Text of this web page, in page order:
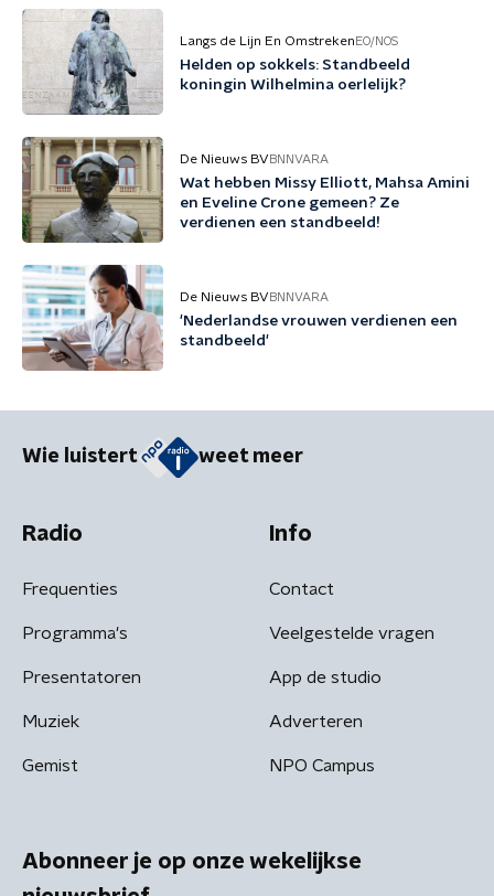
Langs de Lijn En Omstreken EO/NOS
Helden op sokkels: Standbeeld
koningin Wilhelmina oerlelijk?
De Nieuws BV BNNVARA
Wat hebben Missy Elliott, Mahsa Amini
en Eveline Crone gemeen? Ze
verdienen een standbeeld!
De Nieuws BV BNNVARA
'Nederlandse vrouwen verdienen een
standbeeld'
Wie luistert weet meer
Radio
Frequenties
Programma's
Presentatoren
Muziek
Gemist
Info
Contact
Veelgestelde vragen
App de studio
Adverteren
NPO Campus
Abonneer je op onze wekelijkse